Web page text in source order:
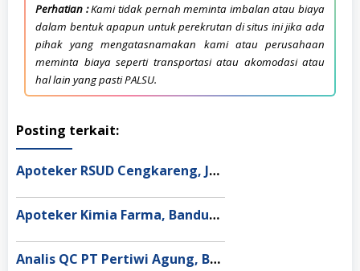
Perhatian :Kami tidak pernah meminta imbalan atau biaya
dalam bentuk apapun untuk perekrutan di situs ini jika ada
pihak yang mengatasnamakan kami atau perusahaan
meminta biaya seperti transportasi atau akomodasi atau
hal lain yang pasti PALSU.
Posting terkait:
Apoteker RSUD Cengkareng, Jakarta Barat
Apoteker Kimia Farma, Bandung Barat
Analis QC PT Pertiwi Agung, Bekasi